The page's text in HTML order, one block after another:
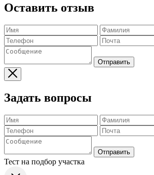
Оставить отзыв
Отправить
Задать вопросы
Отправить
Тест на подбор участка